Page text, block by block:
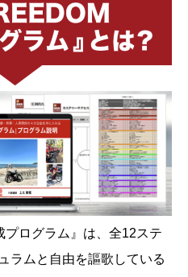
プログラム』は、全12ステ
ラムと自由を謳歌している